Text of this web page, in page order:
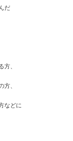
だ
、
、
などに